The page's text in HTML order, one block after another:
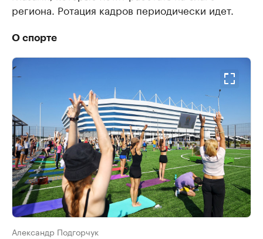
региона. Ротация кадров периодически идет.
О спорте
Александр Подгорчук